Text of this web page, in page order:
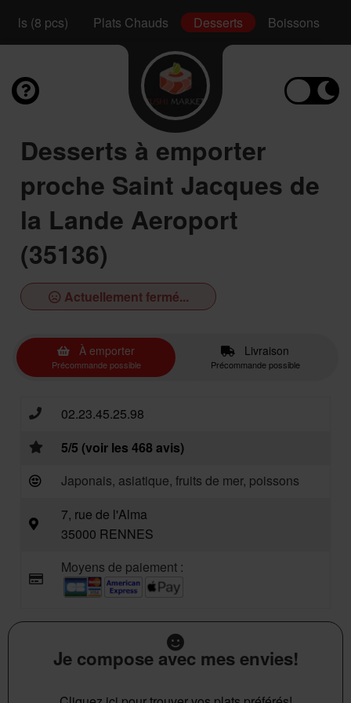
(8 pcs) Plats Chauds Desserts Boissons
Desserts à emporter
proche Saint Jacques de
la Lande Aeroport
(35136)
Actuellement fermé...
À emporter
Précommande possible
Livraison
Précommande possible
02.23.45.25.98
5/5 (voir les 468 avis)
Japonais, asiatique, fruits de mer, poissons
7, rue de l'Alma
35000 RENNES
Moyens de paiement :
Je compose avec mes envies!